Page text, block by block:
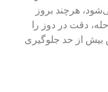
هرچند بروز
دقت در دوز را
بیش از حد جلوگیری